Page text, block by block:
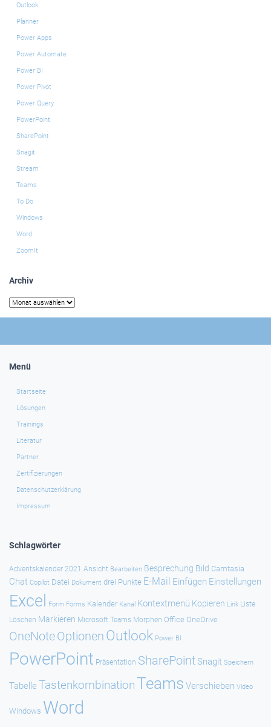
Outlook
Planner
Power Apps
Power Automate
Power BI
Power Pivot
Power Query
PowerPoint
SharePoint
Snagit
Stream
Teams
To Do
Windows
Word
ZoomIt
Archiv
Archiv
Menü
Startseite
Lösungen
Trainings
Literatur
Partner
Zertifizierungen
Datenschutzerklärung
Impressum
Schlagwörter
Adventskalender 2021 Ansicht Bearbeiten Besprechung Bild Camtasia
Chat Copilot Datei Dokument drei Punkte E-Mail Einfügen Einstellungen
Excel Form Forms Kalender Kanal Kontextmenü Kopieren Link Liste
Löschen Markieren Microsoft Teams Morphen Office OneDrive
OneNoteOptionen Outlook Power BI
PowerPoint Präsentation SharePointSnagit Speichern
Tabelle TastenkombinationTeams Verschieben Video
Windows Word